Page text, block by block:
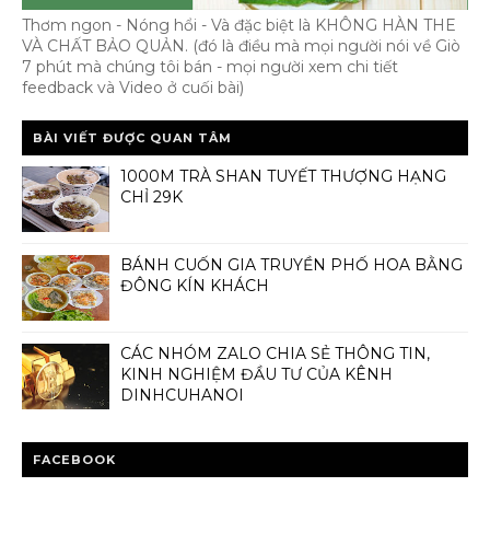
Thơm ngon - Nóng hổi - Và đặc biệt là KHÔNG HÀN THE
VÀ CHẤT BẢO QUẢN. (đó là điều mà mọi người nói về Giò
7 phút mà chúng tôi bán - mọi người xem chi tiết
feedback và Video ở cuối bài)
BÀI VIẾT ĐƯỢC QUAN TÂM
1000M TRÀ SHAN TUYẾT THƯỢNG HẠNG
CHỈ 29K
BÁNH CUỐN GIA TRUYỀN PHỐ HOA BẰNG
ĐÔNG KÍN KHÁCH
CÁC NHÓM ZALO CHIA SẺ THÔNG TIN,
KINH NGHIỆM ĐẦU TƯ CỦA KÊNH
DINHCUHANOI
FACEBOOK